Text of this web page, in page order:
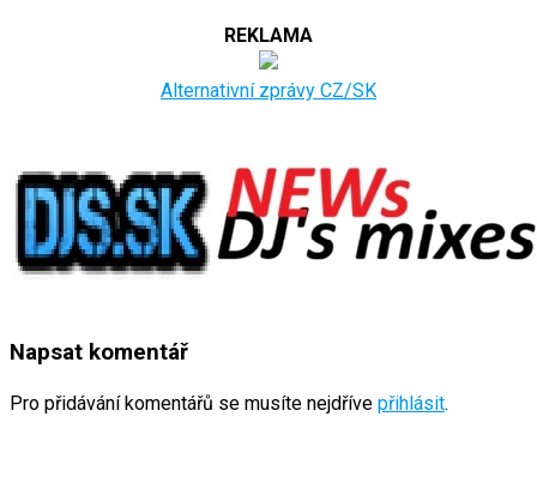
REKLAMA
Alternativní zprávy CZ/SK
Napsat komentář
Pro přidávání komentářů se musíte nejdříve přihlásit.